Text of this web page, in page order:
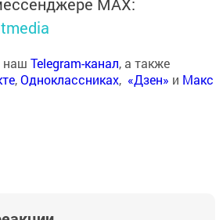
наш Telegram-канал, а также
,Одноклассниках, «Дзен» и Макс